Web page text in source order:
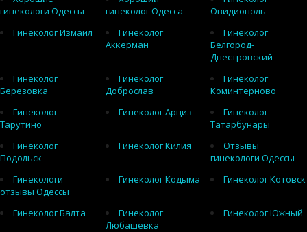
гинекологи Одессы
гинеколог Одесса
Овидиополь
Гинеколог Измаил
Гинеколог
Аккерман
Гинеколог
Белгород-
Днестровский
Гинеколог
Березовка
Гинеколог
Доброслав
Гинеколог
Коминтерново
Гинеколог
Тарутино
Гинеколог Арциз
Гинеколог
Татарбунары
Гинеколог
Подольск
Гинеколог Килия
Отзывы
гинекологи Одессы
Гинекологи
отзывы Одессы
Гинеколог Кодыма Гинеколог Котовск
Гинеколог Балта
Гинеколог
Любашевка
Гинеколог Южный